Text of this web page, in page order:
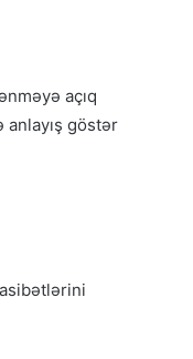
açıq
göstər